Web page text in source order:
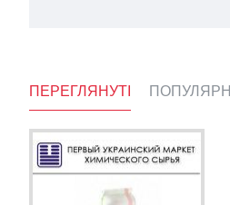
ПЕРЕГЛЯНУТІ ПОПУЛЯРНІ